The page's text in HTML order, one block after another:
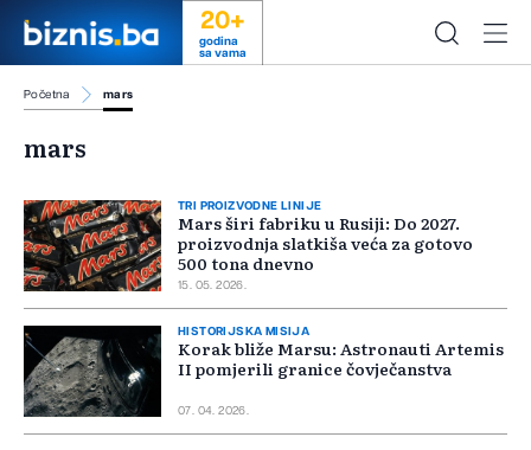
20+
godina
sa vama
Početna mars
mars
TRI PROIZVODNE LINIJE
Mars širi fabriku u Rusiji: Do 2027.
proizvodnja slatkiša veća za gotovo
500 tona dnevno
15. 05. 2026.
HISTORIJSKA MISIJA
Korak bliže Marsu: Astronauti Artemis
II pomjerili granice čovječanstva
07. 04. 2026.